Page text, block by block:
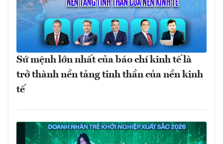
Sứ mệnh lớn nhất của báo chí kinh tế là
trở thành nền tảng tinh thần của nền kinh
tế